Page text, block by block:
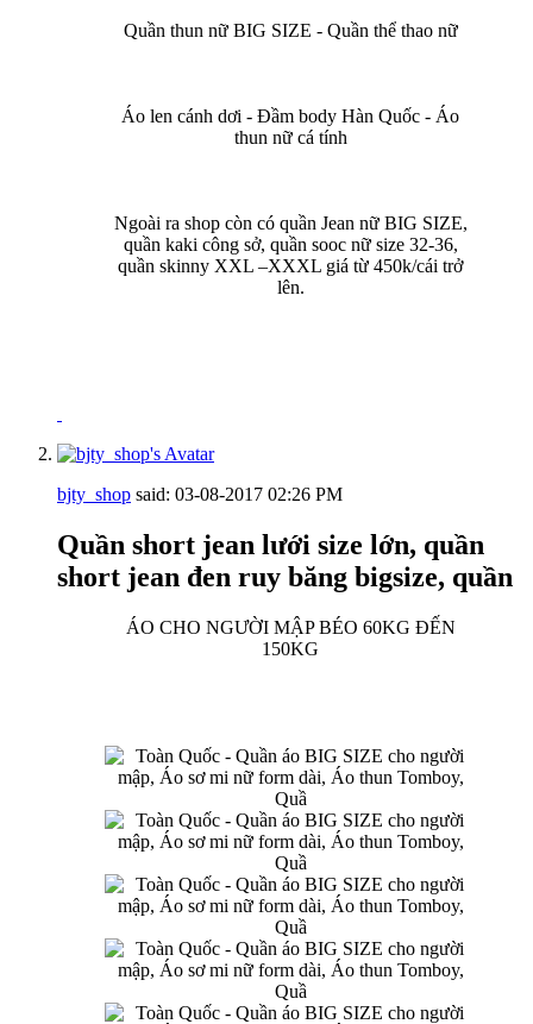
Quần thun nữ BIG SIZE - Quần thể thao nữ
Áo len cánh dơi - Đầm body Hàn Quốc - Áo
thun nữ cá tính
Ngoài ra shop còn có quần Jean nữ BIG SIZE,
quần kaki công sở, quần sooc nữ size 32-36,
quần skinny XXL –XXXL giá từ 450k/cái trở
lên.
bjty_shop said: 03-08-2017 02:26 PM
Quần short jean lưới size lớn, quần
short jean đen ruy băng bigsize, quần
ÁO CHO NGƯỜI MẬP BÉO 60KG ĐẾN
150KG